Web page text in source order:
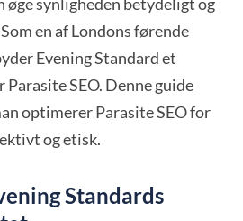
en af Londons førende
Evening Standard et
SEO. Denne guide
optimerer Parasite SEO for
og etisk.
Standards